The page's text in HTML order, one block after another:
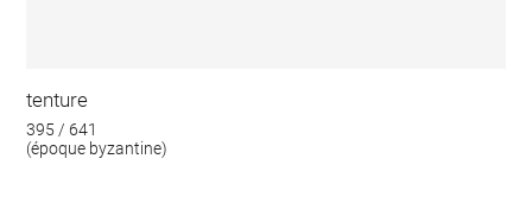
tenture
395 / 641
(époque byzantine)